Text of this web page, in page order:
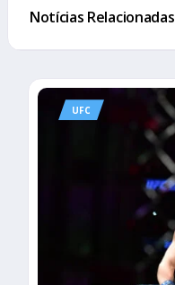
Notícias Relacionadas
UFC